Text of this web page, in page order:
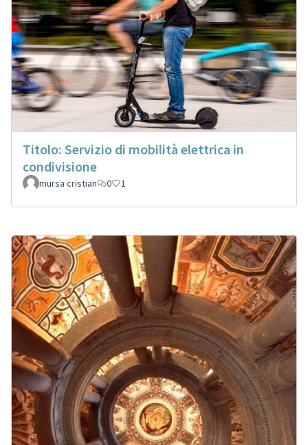
Titolo: Servizio di mobilità elettrica in
condivisione
mursa cristian 0 1